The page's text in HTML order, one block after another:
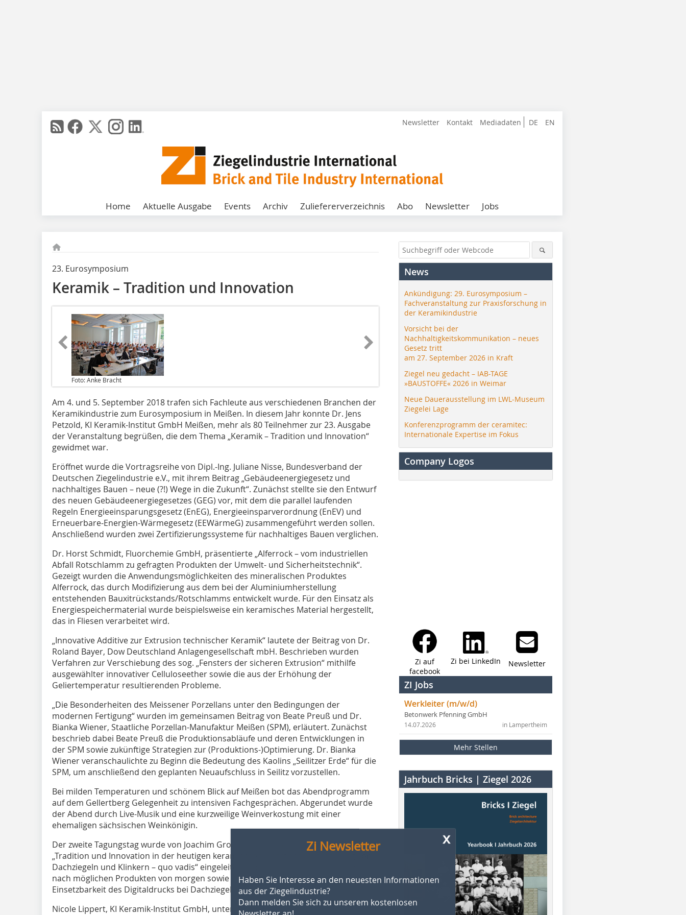
DE EN
Newsletter Kontakt Mediadaten
Home Aktuelle Ausgabe Events Archiv Zuliefererverzeichnis Abo Newsletter Jobs
23. Eurosymposium
Keramik – Tradition und Innovation
Foto: Anke Bracht
Am 4. und 5. September 2018 trafen sich Fachleute aus verschiedenen Branchen der
Keramikindustrie zum Eurosymposium in Meißen. In diesem Jahr konnte Dr. Jens
Petzold, KI Keramik-Institut GmbH Meißen, mehr als 80 Teilnehmer zur 23. Ausgabe
der Veranstaltung begrüßen, die dem Thema „Keramik – Tradition und Innovation“
gewidmet war.
Eröffnet wurde die Vortragsreihe von Dipl.-Ing. Juliane Nisse, Bundesverband der
Deutschen Ziegelindustrie e.V., mit ihrem Beitrag „Gebäudeenergiegesetz und
nachhaltiges Bauen – neue (?!) Wege in die Zukunft“. Zunächst stellte sie den Entwurf
des neuen Gebäudeenergiegesetzes (GEG) vor, mit dem die parallel laufenden
Regeln Energieeinsparungsgesetz (EnEG), Energieeinsparverordnung (EnEV) und
Erneuerbare-Energien-Wärmegesetz (EEWärmeG) zusammengeführt werden sollen.
Anschließend wurden zwei Zertifizierungssysteme für nachhaltiges Bauen verglichen.
Dr. Horst Schmidt, Fluorchemie GmbH, präsentierte „Alferrock – vom industriellen
Abfall Rotschlamm zu gefragten Produkten der Umwelt- und Sicherheitstechnik“.
Gezeigt wurden die Anwendungsmöglichkeiten des mineralischen Produktes
Alferrock, das durch Modifizierung aus dem bei der Aluminiumherstellung
entstehenden Bauxitrückstands/Rotschlamms entwickelt wurde. Für den Einsatz als
Energiespeichermaterial wurde beispielsweise ein keramisches Material hergestellt,
das in Fliesen verarbeitet wird.
„Innovative Additive zur Extrusion technischer Keramik“ lautete der Beitrag von Dr.
Roland Bayer, Dow Deutschland Anlagengesellschaft mbH. Beschrieben wurden
Verfahren zur Verschiebung des sog. „Fensters der sicheren Extrusion“ mithilfe
ausgewählter innovativer Celluloseether sowie die aus der Erhöhung der
Geliertemperatur resultierenden Probleme.
„Die Besonderheiten des Meissener Porzellans unter den Bedingungen der
modernen Fertigung“ wurden im gemeinsamen Beitrag von Beate Preuß und Dr.
Bianka Wiener, Staatliche Porzellan-Manufaktur Meißen (SPM), erläutert. Zunächst
beschrieb dabei Beate Preuß die Produktionsabläufe und deren Entwicklungen in
der SPM sowie zukünftige Strategien zur (Produktions-)Optimierung. Dr. Bianka
Wiener veranschaulichte zu Beginn die Bedeutung des Kaolins „Seilitzer Erde“ für die
SPM, um anschließend den geplanten Neuaufschluss in Seilitz vorzustellen.
Bei milden Temperaturen und schönem Blick auf Meißen bot das Abendprogramm
auf dem Gellertberg Gelegenheit zu intensiven Fachgesprächen. Abgerundet wurde
der Abend durch Live-Musik und eine kurzweilige Weinverkostung mit einer
ehemaligen sächsischen Weinkönigin.
Der zweite Tagungstag wurde von Joachim Grothe, Vitreus GmbH, mit dem Thema
„Tradition und Innovation in der heutigen keramischen Oberflächenveredelung von
Dachziegeln und Klinkern – quo vadis“ eingeleitet. Dabei widmete er sich Fragen
nach möglichen Produkten von morgen sowie etwa dem Thema nach der
Einsetzbarkeit des Digitaldrucks bei Dachziegeln und Klinkern.
Nicole Lippert, KI Keramik-Institut GmbH, untersuchte des Thema „Glasuren –
x
Zi Newsletter
aus der Ziegelindustrie?
Dann melden Sie sich zu unserem kostenlosen
Newsletter an!
News
Ankündigung: 29. Eurosymposium –
Fachveranstaltung zur Praxisforschung in
der Keramikindustrie
Vorsicht bei der
Nachhaltigkeitskommunikation – neues
Gesetz tritt
am 27. September 2026 in Kraft
Ziegel neu gedacht – IAB-TAGE
»BAUSTOFFE« 2026 in Weimar
Neue Dauerausstellung im LWL-Museum
Ziegelei Lage
Konferenzprogramm der ceramitec:
Internationale Expertise im Fokus
Company Logos
Zi auf
facebook
Zi bei LinkedIn Newsletter
ZI Jobs
Werkleiter (m/w/d)
Betonwerk Pfenning GmbH
in Lampertheim
14.07.2026
Mehr Stellen
Jahrbuch Bricks | Ziegel 2026